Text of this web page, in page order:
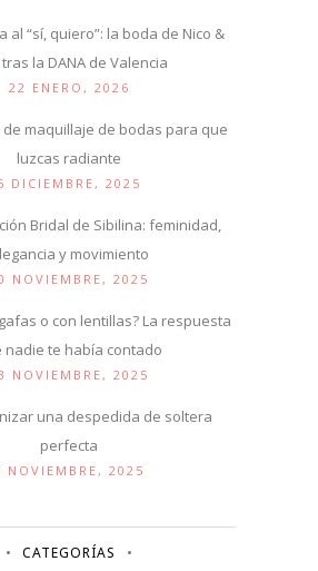
al “sí, quiero”: la boda de Nico &
la DANA de Valencia
22 ENERO, 2026
de maquillaje de bodas para que
luzcas radiante
DICIEMBRE, 2025
Bridal de Sibilina: feminidad,
y movimiento
NOVIEMBRE, 2025
o con lentillas? La respuesta
nadie te había contado
NOVIEMBRE, 2025
una despedida de soltera
perfecta
NOVIEMBRE, 2025
CATEGORÍAS